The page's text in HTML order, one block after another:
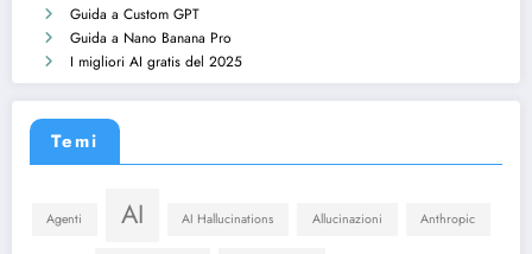
Guida a Custom GPT
Guida a Nano Banana Pro
I migliori AI gratis del 2025
Temi
Agenti AI AI Hallucinations Allucinazioni Anthropic